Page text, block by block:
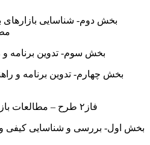
بخش دوم- شناسایی بازارهای
بخش سوم- تدوین برنامه
بخش چهارم- تدوین برنامه و
فاز۲ طرح – مطالعات بازیافت ضایعات در صنعت سنگ
بخش اول- بررسی و شناسایی کیفی